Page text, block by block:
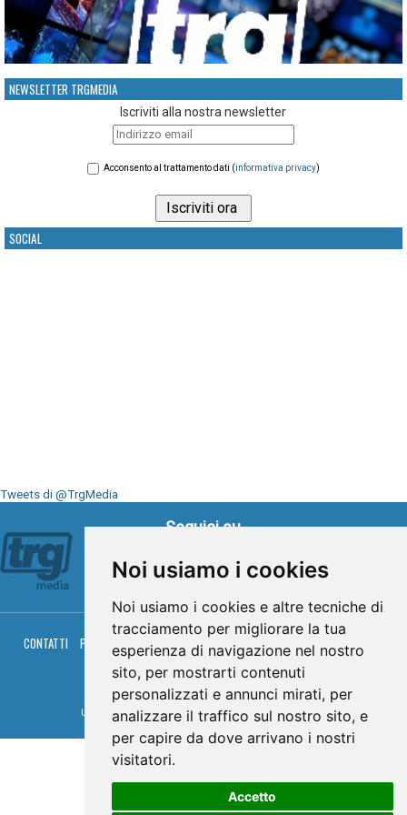
Noi usiamo i cookies
Noi usiamo i cookies e altre tecniche di
tracciamento per migliorare la tua
esperienza di navigazione nel nostro
sito, per mostrarti contenuti
personalizzati e annunci mirati, per
analizzare il traffico sul nostro sito, e
per capire da dove arrivano i nostri
visitatori.
Accetto
NEWSLETTER TRGMEDIA
Iscriviti alla nostra newsletter
Acconsento al trattamento dati (informativa privacy)
SOCIAL
Tweets di @TrgMedia
Seguici su
CONTATTI PRIVACY COOKIES PALINSESTO DIRETTA TV
DIRETTA RADIO
RGM HITRADIO
© TRG Media 2005-2026
Umbria Televisioni s.r.l. - P.I.00496230541 - www.trgmedia.it- Powered by